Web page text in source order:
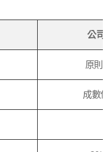
公司
❌ 原則
成數